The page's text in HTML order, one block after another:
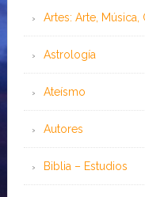
Artes: Arte, Música,
Astrología
Ateísmo
Autores
Biblia – Estudios